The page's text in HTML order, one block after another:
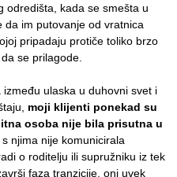
odredišta, kada se sme­šta u
da im putovanje od vratnica
pripadaju protiče toliko brzo
se prilagode.
ulaska u duhovni svet i
moji klijenti ponekad su
osoba nije bila prisutna u
s njima nije komunicirala
o roditelju ili supružniku iz tek
faza tranzicije, oni uvek